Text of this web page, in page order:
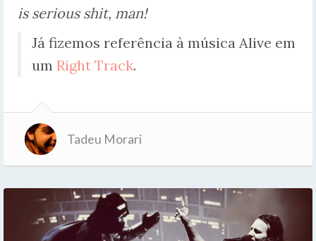
is serious shit, man!
Já fizemos referência à música Alive em
um Right Track.
Tadeu Morari